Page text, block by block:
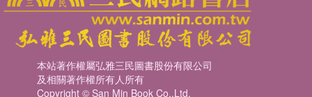
本站著作權屬弘雅三民圖書股份有限公司
及相關著作權所有人所有
Copyright © San Min Book Co.,Ltd.